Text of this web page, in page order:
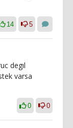
14 5
degıl
varsa
0 0